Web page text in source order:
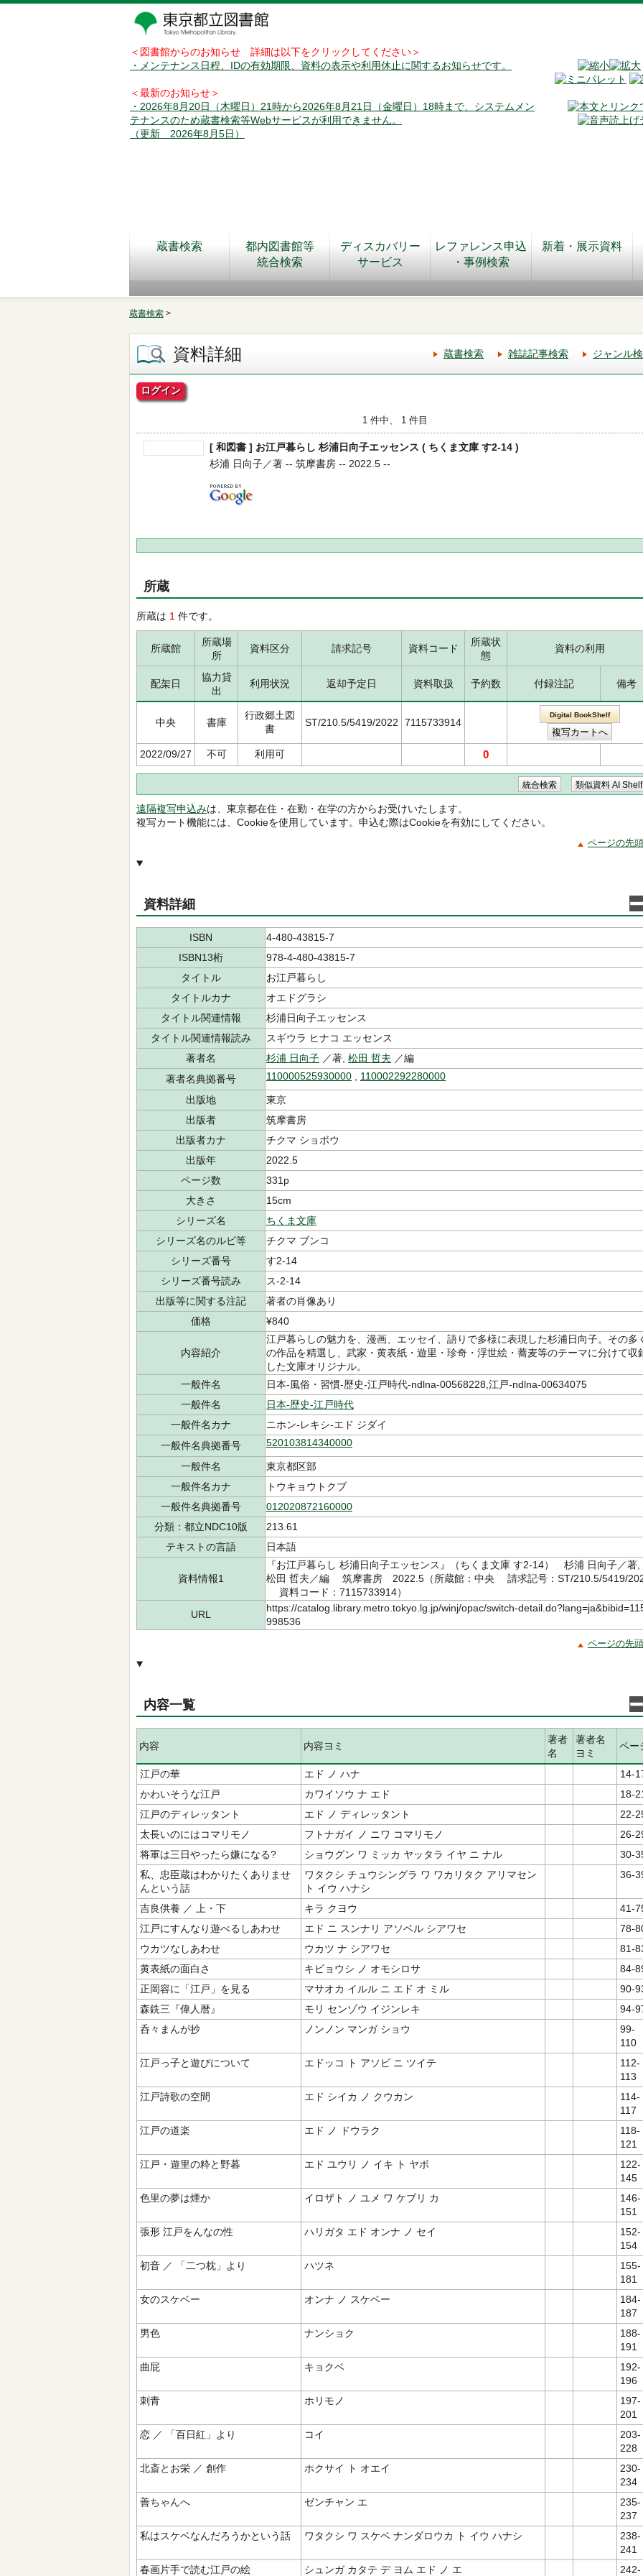
＜図書館からのお知らせ 詳細は以下をクリックしてください＞
・メンテナンス日程、IDの有効期限、資料の表示や利用休止に関するお知らせです。
＜最新のお知らせ＞
・2026年8月20日（木曜日）21時から2026年8月21日（金曜日）18時まで、システムメン
テナンスのため蔵書検索等Webサービスが利用できません。
（更新 2026年8月5日）
蔵書検索
都内図書館等
統合検索
ディスカバリー
サービス
レファレンス申込
・事例検索
新着・展示資料
蔵書検索 >
資料詳細 蔵書検索 雑誌記事検索 ジャンル
ログイン
1 件中、 1 件目
[ 和図書 ] お江戸暮らし 杉浦日向子エッセンス ( ちくま文庫 す2-14 )
杉浦 日向子／著 -- 筑摩書房 -- 2022.5 --
所蔵
所蔵は 1 件です。
所蔵館
所蔵場
所
資料区分 請求記号 資料コード
所蔵状
態
資料の利用
配架日
協力貸
出
利用状況 返却予定日 資料取扱 予約数 付録注記 備考
中央 書庫
行政郷土図
書
ST/210.5/5419/2022 7115733914
Digital BookShelf
2022/09/27 不可 利用可 0
遠隔複写申込みは、東京都在住・在勤・在学の方からお受けいたします。
複写カート機能には、Cookieを使用しています。申込む際はCookieを有効にしてください。
ページの先
資料詳細
ISBN
4-480-43815-7
ISBN13桁
978-4-480-43815-7
タイトル
お江戸暮らし
タイトルカナ
オエドグラシ
タイトル関連情報
杉浦日向子エッセンス
タイトル関連情報読み
スギウラ ヒナコ エッセンス
著者名
杉浦 日向子 ／著, 松田 哲夫 ／編
著者名典拠番号
110000525930000 110002292280000
出版地
東京
出版者
筑摩書房
出版者カナ
チクマ ショボウ
出版年
2022.5
ページ数
331p
大きさ
15cm
シリーズ名
ちくま文庫
シリーズ名のルビ等
チクマ ブンコ
シリーズ番号
す2-14
シリーズ番号読み
ス-2-14
出版等に関する注記
著者の肖像あり
価格
¥840
内容紹介
江戸暮らしの魅力を、漫画、エッセイ、語りで多様に表現した杉浦日向子。その多
の作品を精選し、武家・黄表紙・遊里・珍奇・浮世絵・蕎麦等のテーマに分けて収
した文庫オリジナル。
一般件名
日本-風俗・習慣-歴史-江戸時代-ndlna-00568228,江戸-ndlna-00634075
一般件名
日本-歴史-江戸時代
一般件名カナ
ニホン-レキシ-エド ジダイ
一般件名典拠番号
520103814340000
一般件名
東京都区部
一般件名カナ
トウキョウトクブ
一般件名典拠番号
012020872160000
分類：都立NDC10版
213.61
テキストの言語
日本語
資料情報1
『お江戸暮らし 杉浦日向子エッセンス』（ちくま文庫 す2-14） 杉浦 日向子／著,
松田 哲夫／編 筑摩書房 2022.5（所蔵館：中央 請求記号：ST/210.5/5419/
資料コード：7115733914）
URL
https://catalog.library.metro.tokyo.lg.jp/winj/opac/switch-
998536
ページの先
内容一覧
内容 内容ヨミ
著者
名
著者名
ヨミ
ペー
江戸の華 エド ノ ハナ
14-
かわいそうな江戸
カワイソウ ナ エド
18-
江戸のディレッタント
エド ノ ディレッタント
22-
太長いのにはコマリモノ
フトナガイ ノ ニワ コマリモノ
26-
将軍は三日やったら嫌になる?
ショウグン ワ ミッカ ヤッタラ イヤ ニ ナル
30-
私、忠臣蔵はわかりたくありませ
んという話
ワタクシ チュウシングラ ワ ワカリタク アリマセン
ト イウ ハナシ
36-
吉良供養 ／ 上・下 キラ クヨウ
41-
江戸にすんなり遊べるしあわせ
エド ニ スンナリ アソベル シアワセ
78-
ウカツなしあわせ
ウカツ ナ シアワセ
81-
黄表紙の面白さ
キビョウシ ノ オモシロサ
84-
正岡容に「江戸」を見る
マサオカ イルル ニ エド オ ミル
90-
森銑三『偉人暦』
モリ センゾウ イジンレキ
94-
呑々まんが抄
ノンノン マンガ ショウ
99-
110
江戸っ子と遊びについて
エドッコ ト アソビ ニ ツイテ
112-
113
江戸詩歌の空間
エド シイカ ノ クウカン
114-
117
江戸の道楽
エド ノ ドウラク
118-
121
江戸・遊里の粋と野暮
エド ユウリ ノ イキ ト ヤボ
122-
145
色里の夢は煙か
イロザト ノ ユメ ワ ケブリ カ
146-
151
張形 江戸をんなの性
ハリガタ エド オンナ ノ セイ
152-
154
初音 ／ 「二つ枕」より
ハツネ
155-
181
女のスケベー
オンナ ノ スケベー
184-
187
男色
ナンショク
188-
191
曲屁
キョクベ
192-
196
刺青
ホリモノ
197-
201
恋 ／ 「百日紅」より
コイ
203-
228
北斎とお栄 ／ 創作
ホクサイ ト オエイ
230-
234
善ちゃんへ
ゼンチャン エ
235-
237
私はスケベなんだろうかという話
ワタクシ ワ スケベ ナンダロウカ ト イウ ハナシ
238-
241
春画片手で読む江戸の絵
シュンガ カタテ デ ヨム エド ノ エ 242-